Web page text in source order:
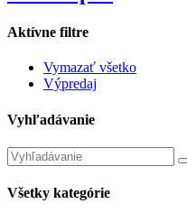
Aktívne filtre
Vymazať všetko
Výpredaj
Vyhľadávanie
Hľadať:
Všetky kategórie